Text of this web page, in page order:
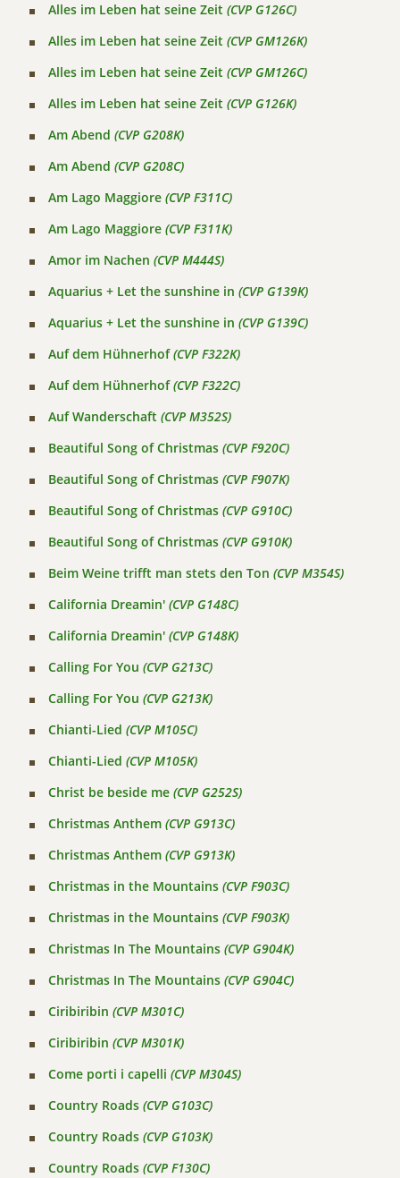
Alles im Leben hat seine Zeit (CVP G126C)
Alles im Leben hat seine Zeit (CVP GM126K)
Alles im Leben hat seine Zeit (CVP GM126C)
Alles im Leben hat seine Zeit (CVP G126K)
Am Abend (CVP G208K)
Am Abend (CVP G208C)
Am Lago Maggiore (CVP F311C)
Am Lago Maggiore (CVP F311K)
Amor im Nachen (CVP M444S)
Aquarius + Let the sunshine in (CVP G139K)
Aquarius + Let the sunshine in (CVP G139C)
Auf dem Hühnerhof(CVP F322K)
Auf dem Hühnerhof(CVP F322C)
Auf Wanderschaft (CVP M352S)
Beautiful Song of Christmas (CVP F920C)
Beautiful Song of Christmas (CVP F907K)
Beautiful Song of Christmas (CVP G910C)
Beautiful Song of Christmas (CVP G910K)
Beim Weine trifft man stets den Ton (CVP M354S)
California Dreamin' (CVP G148C)
California Dreamin' (CVP G148K)
Calling For You (CVP G213C)
Calling For You (CVP G213K)
Chianti-Lied (CVP M105C)
Chianti-Lied (CVP M105K)
Christ be beside me (CVP G252S)
Christmas Anthem (CVP G913C)
Christmas Anthem (CVP G913K)
Christmas in the Mountains (CVP F903C)
Christmas in the Mountains (CVP F903K)
Christmas In The Mountains (CVP G904K)
Christmas In The Mountains (CVP G904C)
Ciribiribin (CVP M301C)
Ciribiribin (CVP M301K)
Come porti i capelli (CVP M304S)
Country Roads (CVP G103C)
Country Roads (CVP G103K)
Country Roads (CVP F130C)